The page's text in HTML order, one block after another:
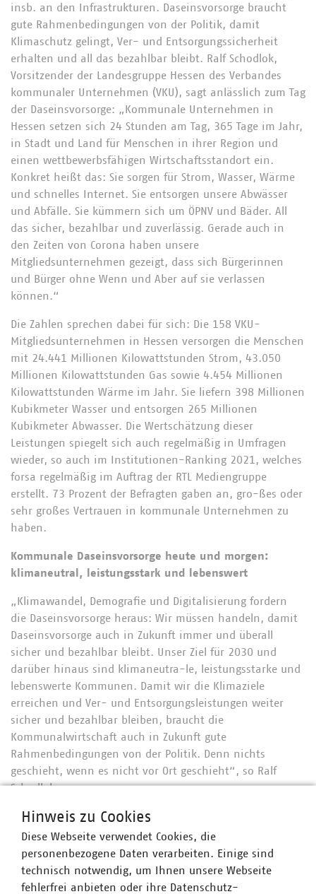
insb. an den Infrastrukturen. Daseinsvorsorge braucht
gute Rahmenbedingungen von der Politik, damit
Klimaschutz gelingt, Ver- und Entsorgungssicherheit
erhalten und all das bezahlbar bleibt. Ralf Schodlok,
Vorsitzender der Landesgruppe Hessen des Verbandes
kommunaler Unternehmen (VKU), sagt anlässlich zum Tag
der Daseinsvorsorge: „Kommunale Unternehmen in
Hessen setzen sich 24 Stunden am Tag, 365 Tage im Jahr,
in Stadt und Land für Menschen in ihrer Region und
einen wettbewerbsfähigen Wirtschaftsstandort ein.
Konkret heißt das: Sie sorgen für Strom, Wasser, Wärme
und schnelles Internet. Sie entsorgen unsere Abwässer
und Abfälle. Sie kümmern sich um ÖPNV und Bäder. All
das sicher, bezahlbar und zuverlässig. Gerade auch in
den Zeiten von Corona haben unsere
Mitgliedsunternehmen gezeigt, dass sich Bürgerinnen
und Bürger ohne Wenn und Aber auf sie verlassen
können.“
Die Zahlen sprechen dabei für sich: Die 158 VKU-
Mitgliedsunternehmen in Hessen versorgen die Menschen
mit 24.441 Millionen Kilowattstunden Strom, 43.050
Millionen Kilowattstunden Gas sowie 4.454 Millionen
Kilowattstunden Wärme im Jahr. Sie liefern 398 Millionen
Kubikmeter Wasser und entsorgen 265 Millionen
Kubikmeter Abwasser. Die Wertschätzung dieser
Leistungen spiegelt sich auch regelmäßig in Umfragen
wieder, so auch im Institutionen-Ranking 2021, welches
forsa regelmäßig im Auftrag der RTL Mediengruppe
erstellt. 73 Prozent der Befragten gaben an, gro-ßes oder
sehr großes Vertrauen in kommunale Unternehmen zu
haben.
Kommunale Daseinsvorsorge heute und morgen:
klimaneutral, leistungsstark und lebenswert
„Klimawandel, Demografie und Digitalisierung fordern
die Daseinsvorsorge heraus: Wir müssen handeln, damit
Daseinsvorsorge auch in Zukunft immer und überall
sicher und bezahlbar bleibt. Unser Ziel für 2030 und
darüber hinaus sind klimaneutra-le, leistungsstarke und
lebenswerte Kommunen. Damit wir die Klimaziele
erreichen und Ver- und Entsorgungsleistungen weiter
sicher und bezahlbar bleiben, braucht die
Kommunalwirtschaft auch in Zukunft gute
Rahmenbedingungen von der Politik. Denn nichts
geschieht, wenn es nicht vor Ort geschieht“, so Ralf
Schodlok.
Was klimaneutrale, leistungsstarke und lebenswerte
Kommunen ausmacht und welche Weichen Politik
konkret dafür stellen muss, finden Sie im VKU-
Positionspapier zur kommunalen Daseinsvorsorge 2030
+:
btw2021.vku.de.
Hinweis zu Cookies
Diese Webseite verwendet Cookies, die
personenbezogene Daten verarbeiten. Einige sind
technisch notwendig, um Ihnen unsere Webseite
fehlerfrei anbieten oder ihre Datenschutz-